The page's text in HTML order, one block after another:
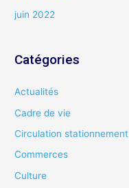
juin 2022
Catégories
Actualités
Cadre de vie
Circulation stationnement
Commerces
Culture